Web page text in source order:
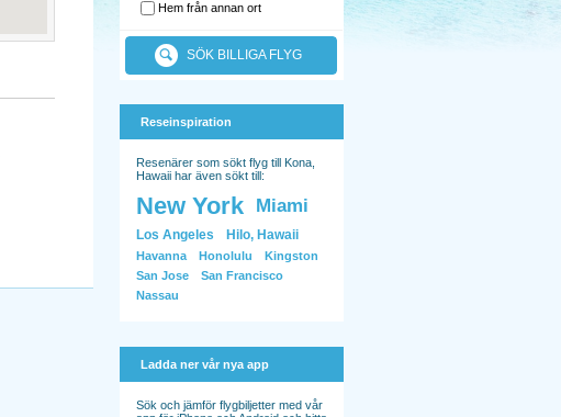
Hem från annan ort
SÖK BILLIGA FLYG
Reseinspiration
Resenärer som sökt flyg till Kona,
Hawaii har även sökt till:
New York Miami
Los Angeles Hilo, Hawaii
Havanna Honolulu
Kingston
San Jose
San Francisco
Nassau
Ladda ner vår nya app
Sök och jämför flygbiljetter med vår